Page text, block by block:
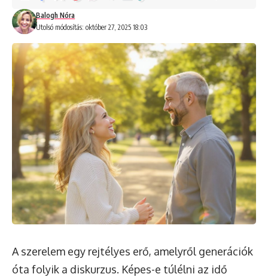
Utolsó módosítás: október 27, 2025 18:03
Balogh Nóra
A szerelem egy rejtélyes erő, amelyről generációk
óta folyik a diskurzus. Képes-e túlélni az idő